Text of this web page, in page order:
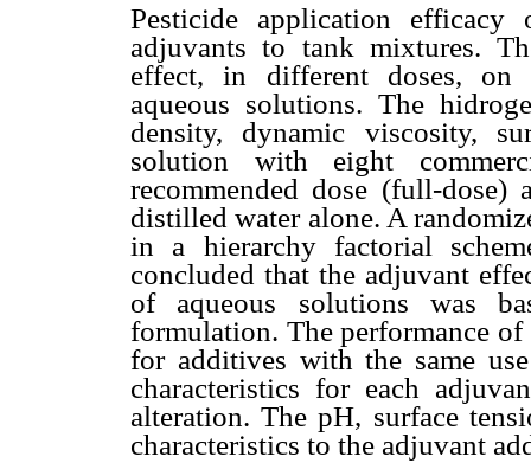
Pesticide application
adjuvants to tank mixtures.
effect, in different doses, on
aqueous solutions. The
density, dynamic viscosity,
solution with eight
recommended dose (full-
distilled water alone. A
in a hierarchy factorial
concluded that the adjuvant
of aqueous solutions was
formulation. The performance of
for additives with the same
characteristics for each
alteration. The pH, surface
characteristics to the adjuvant